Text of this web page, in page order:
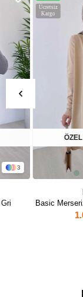
Basic Merserize Tunik
1.050,00
Ücretsiz
ÖZEL FİYATLI